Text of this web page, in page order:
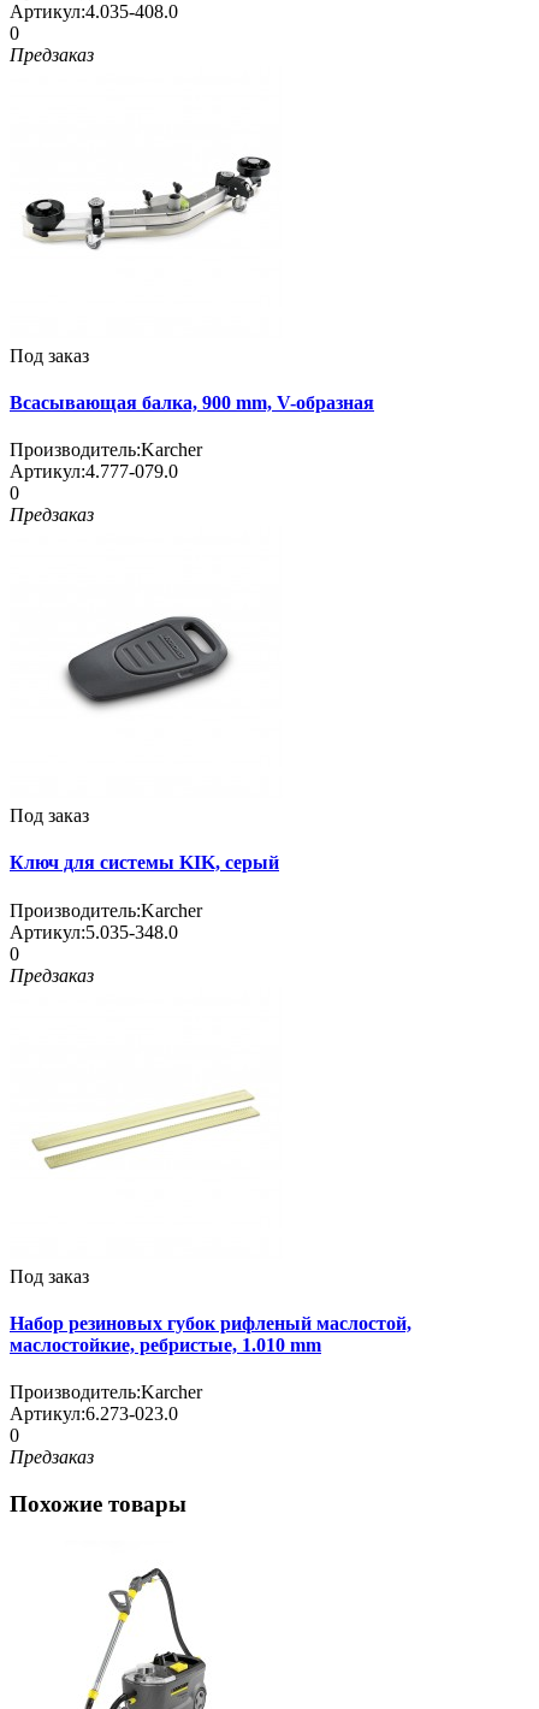
Артикул:4.035-408.0
0
Предзаказ
Под заказ
Всасывающая балка, 900 mm, V-образная
Производитель:Karcher
Артикул:4.777-079.0
0
Предзаказ
Под заказ
Ключ для системы KIK, серый
Производитель:Karcher
Артикул:5.035-348.0
0
Предзаказ
Под заказ
Набор резиновых губок рифленый маслостой,
маслостойкие, ребристые, 1.010 mm
Производитель:Karcher
Артикул:6.273-023.0
0
Предзаказ
Похожие товары